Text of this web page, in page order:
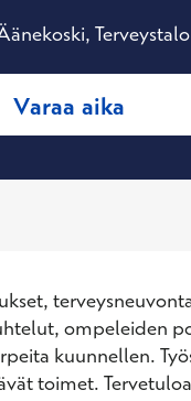
Varaa aika :
ompeleiden
kuunnellen.
toimet.